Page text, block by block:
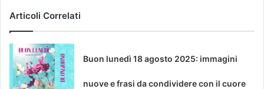
Articoli Correlati
Buon lunedì 18 agosto 2025: immagini
nuove e frasi da condividere con il cuore